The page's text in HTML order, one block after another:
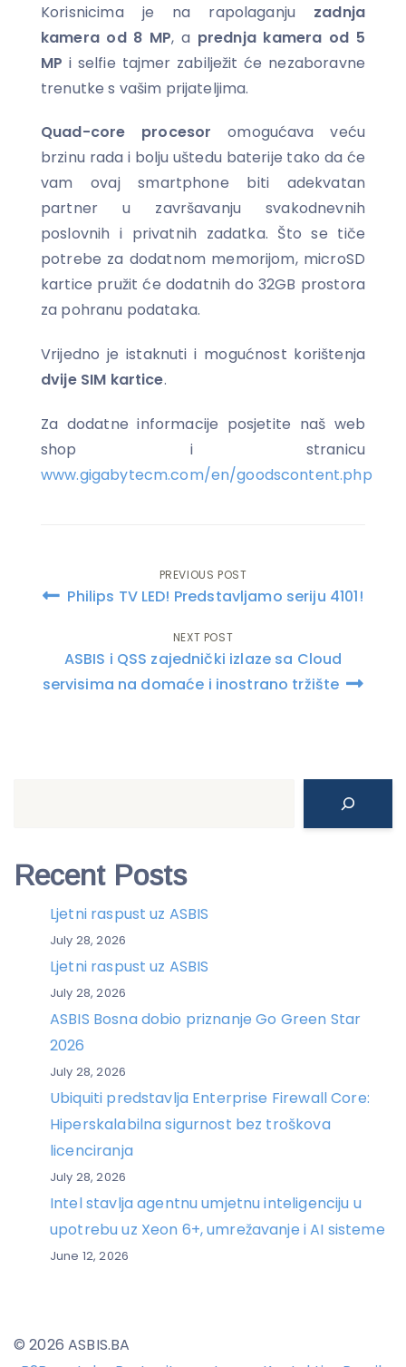
Korisnicima je na rapolaganju zadnja
kamera od 8 MP, a prednja kamera od 5
MP i selfie tajmer zabilježit će nezaboravne
trenutke s vašim prijateljima.
Quad-core procesor omogućava veću
brzinu rada i bolju uštedu baterije tako da će
vam ovaj smartphone biti adekvatan
partner u završavanju svakodnevnih
poslovnih i privatnih zadatka. Što se tiče
potrebe za dodatnom memorijom, microSD
kartice pružit će dodatnih do 32GB prostora
za pohranu podataka.
Vrijedno je istaknuti i mogućnost korištenja
dvije SIM kartice.
Za dodatne informacije posjetite naš web
shop i stranicu
www.gigabytecm.com/en/goodscontent.php
Post
PREVIOUS POST
Philips TV LED! Predstavljamo seriju 4101!
NEXT POST
ASBIS i QSS zajednički izlaze sa Cloud
servisima na domaće i inostrano tržište
Recent Posts
Ljetni raspust uz ASBIS
July 28, 2026
Ljetni raspust uz ASBIS
July 28, 2026
ASBIS Bosna dobio priznanje Go Green Star
2026
July 28, 2026
Ubiquiti predstavlja Enterprise Firewall Core:
Hiperskalabilna sigurnost bez troškova
licenciranja
July 28, 2026
Intel stavlja agentnu umjetnu inteligenciju u
upotrebu uz Xeon 6+, umrežavanje i AI sisteme
June 12, 2026
© 2026 ASBIS.BA